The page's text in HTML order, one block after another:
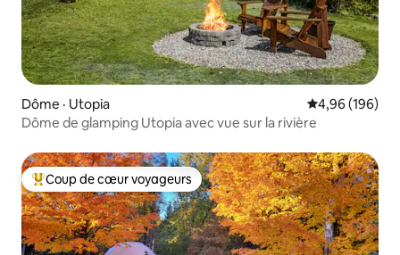
Dôme · Utopia Note
4,96 (196)
Dôme de glamping Utopia avec vue sur la rivière
Coup de cœur voyageurs parmi les plus aimés
Coup de cœur voyageurs